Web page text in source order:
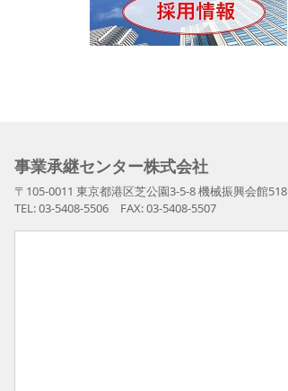
事業承継センター株式会社
〒105-0011 東京都港区芝公園3-5-8 機械振興会館518
TEL: 03-5408-5506 FAX: 03-5408-5507